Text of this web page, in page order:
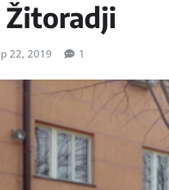
22, 2019 1